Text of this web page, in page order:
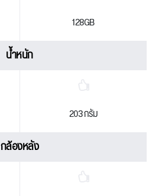
128GB
น้ำหนัก
203 กรัม
กล้องหลัง